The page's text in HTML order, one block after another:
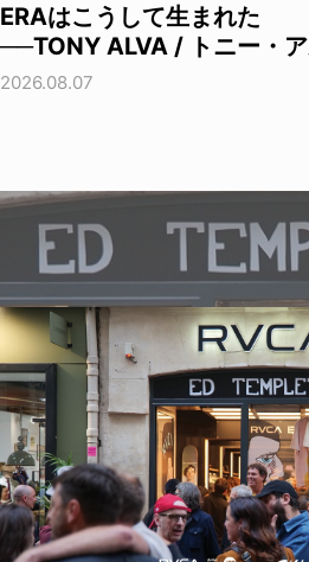
ERAはこうして生まれた
──TONY ALVA / トニー・
2026.08.07